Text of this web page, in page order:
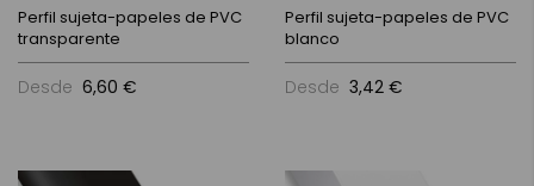
Perfil sujeta-papeles de PVC
transparente
Desde 6,60 €
Perfil sujeta-papeles de PVC
blanco
Desde 3,42 €